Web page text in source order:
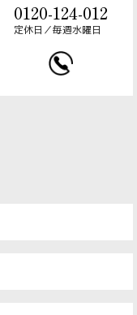
0120-124-012
定休日／毎週水曜日